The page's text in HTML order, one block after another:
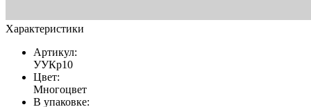
Характеристики
Артикул:
УУКр10
Цвет:
Многоцвет
В упаковке: